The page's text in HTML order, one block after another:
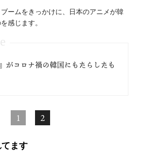
ームをきっかけに、日本のアニメが韓
感じます。
がコロナ禍の韓国にもたらしたも
1 2
ます